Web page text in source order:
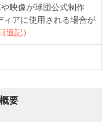
映像が球団公式制作
アに使用される場合が
追記）
要